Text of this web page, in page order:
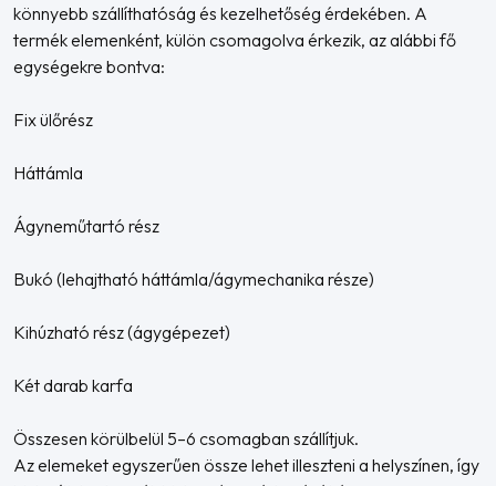
könnyebb szállíthatóság és kezelhetőség érdekében. A
termék elemenként, külön csomagolva érkezik, az alábbi fő
egységekre bontva:
Fix ülőrész
Háttámla
Ágyneműtartó rész
Bukó (lehajtható háttámla/ágymechanika része)
Kihúzható rész (ágygépezet)
Két darab karfa
Összesen körülbelül 5–6 csomagban szállítjuk.
Az elemeket egyszerűen össze lehet illeszteni a helyszínen, így